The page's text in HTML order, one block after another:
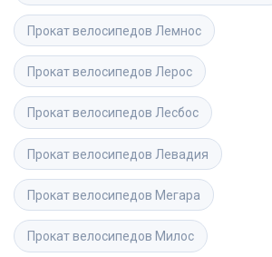
Прокат велосипедов Лемнос
Прокат велосипедов Лерос
Прокат велосипедов Лесбос
Прокат велосипедов Левадия
Прокат велосипедов Мегара
Прокат велосипедов Милос